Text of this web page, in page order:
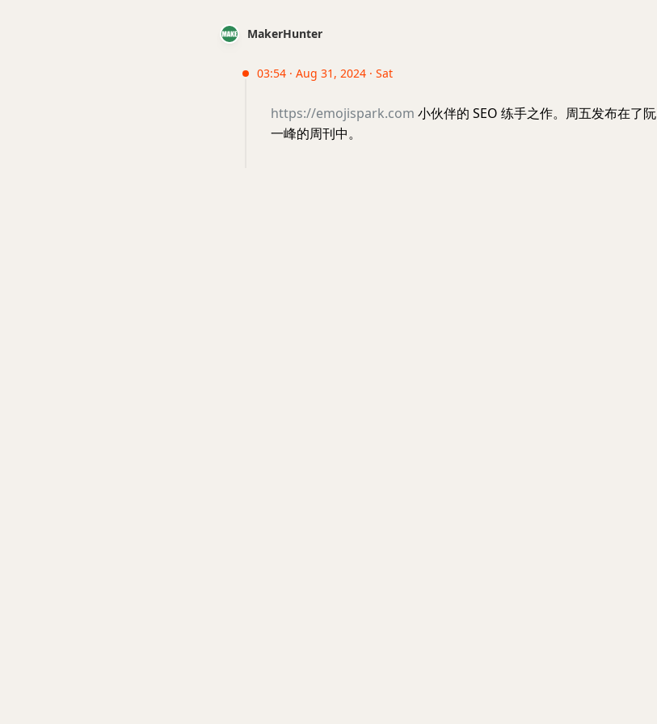
MakerHunter
03:54 · Aug 31, 2024 · Sat
https://emojispark.com 小伙伴的 SEO 练手之作。周五发布在了阮
一峰的周刊中。